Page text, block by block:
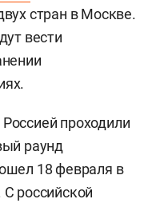
стран в Москве.
вести
проходили
раунд
18 февраля в
российской